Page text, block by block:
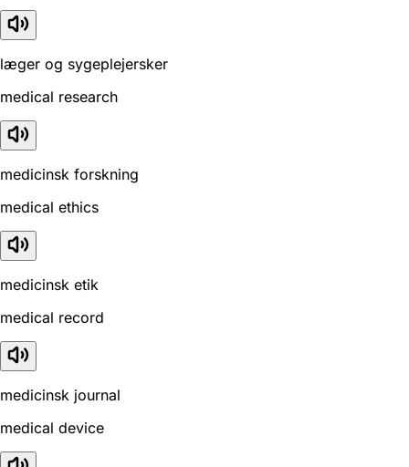
læger og sygeplejersker
medical research
medicinsk forskning
medical ethics
medicinsk etik
medical record
medicinsk journal
medical device